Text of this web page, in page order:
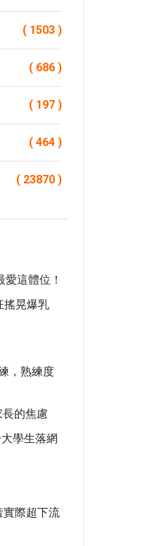
( 1503 )
( 686 )
( 197 )
( 464 )
( 23870 )
這體位！
搖晃爆乳
，熟練度
的焦慮
學生落網
實際超下流